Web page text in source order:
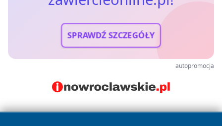
SPRAWDŹ SZCZEGÓŁY
autopromocja